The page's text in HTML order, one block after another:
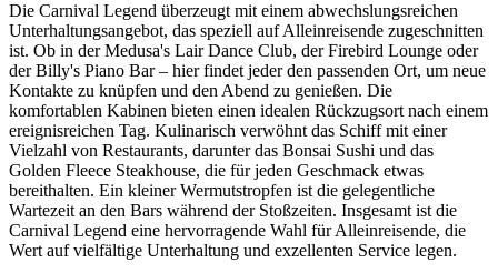
Die Carnival Legend überzeugt mit einem abwechslungsreichen
Unterhaltungsangebot, das speziell auf Alleinreisende zugeschnitten
ist. Ob in der Medusa's Lair Dance Club, der Firebird Lounge oder
der Billy's Piano Bar – hier findet jeder den passenden Ort, um neue
Kontakte zu knüpfen und den Abend zu genießen. Die
komfortablen Kabinen bieten einen idealen Rückzugsort nach einem
ereignisreichen Tag. Kulinarisch verwöhnt das Schiff mit einer
Vielzahl von Restaurants, darunter das Bonsai Sushi und das
Golden Fleece Steakhouse, die für jeden Geschmack etwas
bereithalten. Ein kleiner Wermutstropfen ist die gelegentliche
Wartezeit an den Bars während der Stoßzeiten. Insgesamt ist die
Carnival Legend eine hervorragende Wahl für Alleinreisende, die
Wert auf vielfältige Unterhaltung und exzellenten Service legen.